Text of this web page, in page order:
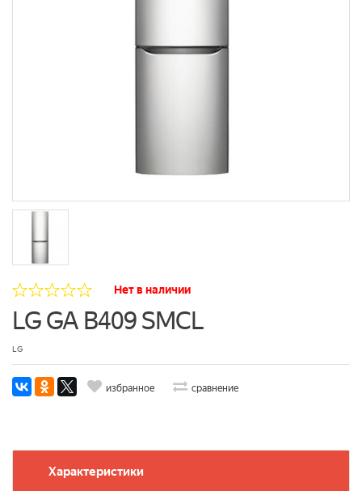
Нет в наличии
LG GA B409 SMCL
LG
избранное сравнение
Характеристики